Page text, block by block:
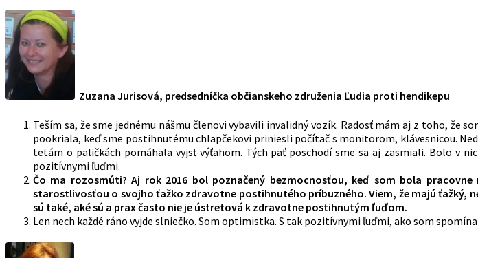
Zuzana Jurisová, predsedníčka občianskeho združenia Ľudia proti hendikepu
Teším sa, že sme jednému nášmu členovi vybavili invalidný vozík. Radosť mám aj z toho, že
pookriala, keď sme postihnutému chlapčekovi priniesli počítač s monitorom, klávesnicou.
tetám o paličkách pomáhala vyjsť výťahom. Tých päť poschodí sme sa aj zasmiali. Bolo
pozitívnymi ľuďmi.
Čo ma rozosmúti? Aj rok 2016 bol poznačený bezmocnosťou, keď som bola
starostlivosťou o svojho ťažko zdravotne postihnutého príbuzného. Viem, že majú ťažký,
sú také, aké sú a prax často nie je ústretová k zdravotne postihnutým ľuďom.
Len nech každé ráno vyjde slniečko. Som optimistka. S tak pozitívnymi ľuďmi, ako som